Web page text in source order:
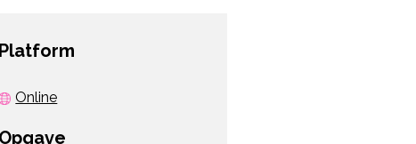
Platform
Online
Opgave